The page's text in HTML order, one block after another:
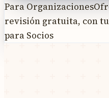
Para Organizaciones
revisión gratuita, con
para Socios